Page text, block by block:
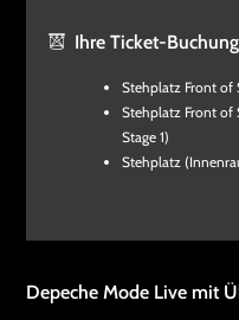
Ihre Ticket-
Stehplatz Front of
Stehplatz Front of
Stage 1)
Stehplatz
Depeche Mode Live mit